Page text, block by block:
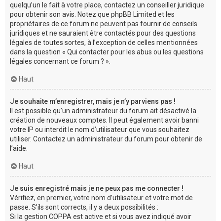
quelqu’un le fait à votre place, contactez un conseiller juridique
pour obtenir son avis. Notez que phpBB Limited et les
propriétaires de ce forum ne peuvent pas fournir de conseils
juridiques et ne sauraient être contactés pour des questions
légales de toutes sortes, à l’exception de celles mentionnées
dans la question « Qui contacter pour les abus ou les questions
légales concernant ce forum ? ».
Haut
Je souhaite m’enregistrer, mais je n’y parviens pas !
Il est possible qu’un administrateur du forum ait désactivé la
création de nouveaux comptes. Il peut également avoir banni
votre IP ou interdit le nom d’utilisateur que vous souhaitez
utiliser. Contactez un administrateur du forum pour obtenir de
l’aide.
Haut
Je suis enregistré mais je ne peux pas me connecter !
Vérifiez, en premier, votre nom d’utilisateur et votre mot de
passe. S’ils sont corrects, il y a deux possibilités :
Si la gestion COPPA est active et si vous avez indiqué avoir